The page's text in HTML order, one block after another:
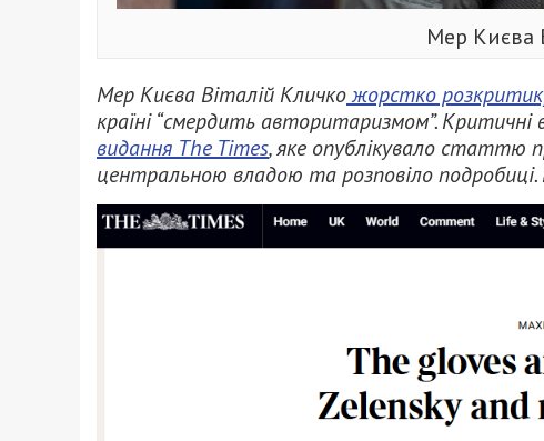
Мер Києва
Мер Києва Віталій Кличкожорстко
країні “смердить авторитаризмом”.
видання The Times, яке опублікувало статтю
центральною владою та розповіло подробиці.